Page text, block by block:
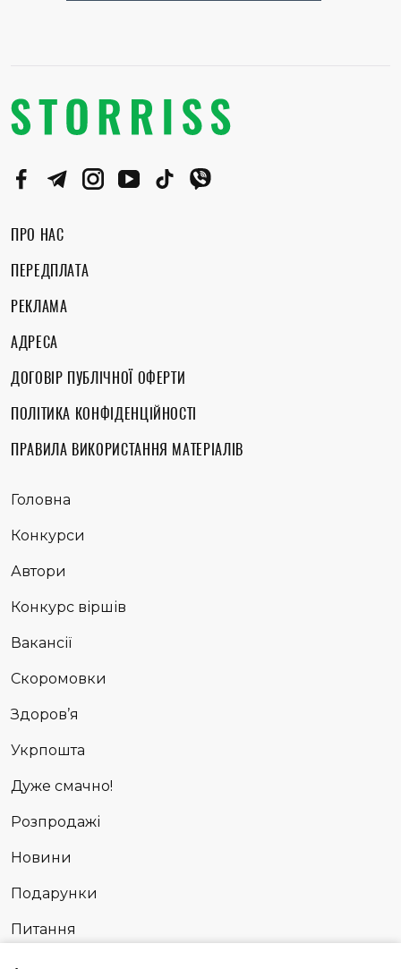
ПРО НАС
ПЕРЕДПЛАТА
РЕКЛАМА
АДРЕСА
ДОГОВІР ПУБЛІЧНОЇ ОФЕРТИ
ПОЛІТИКА КОНФІДЕНЦІЙНОСТІ
ПРАВИЛА ВИКОРИСТАННЯ МАТЕРІАЛІВ
Головна
Конкурси
Автори
Конкурс віршів
Вакансії
Скоромовки
Здоров’я
Укрпошта
Дуже смачно!
Розпродажі
Новини
Подарунки
Питання
Сповідь